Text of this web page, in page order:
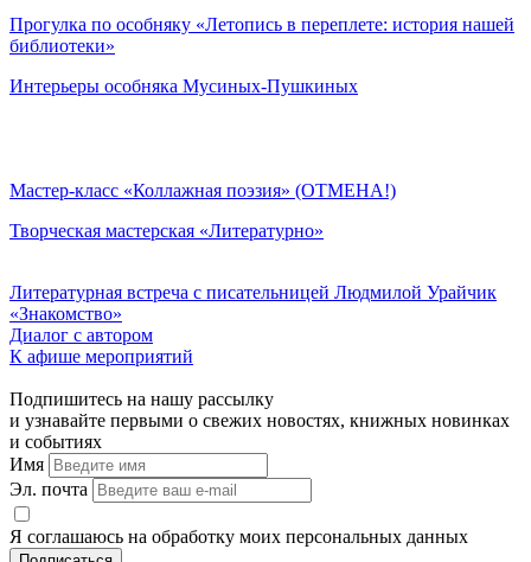
Прогулка по особняку «Летопись в переплете: история нашей
библиотеки»
Интерьеры особняка Мусиных-Пушкиных
Мастер-класс «Коллажная поэзия» (ОТМЕНА!)
Творческая мастерская «Литературно»
Литературная встреча с писательницей Людмилой Урайчик
«Знакомство»
Диалог с автором
К афише мероприятий
Подпишитесь на нашу рассылку
и узнавайте первыми о свежих новостях, книжных новинках
и событиях
Имя
Эл. почта
Я соглашаюсь на обработку моих персональных данных